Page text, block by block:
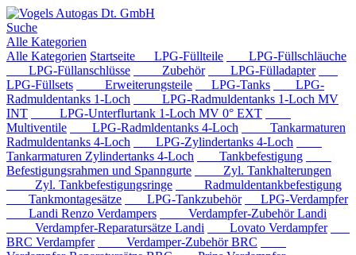
Suche
Alle Kategorien
Alle Kategorien Startseite LPG-Füllteile
LPG-Füllschläuche
LPG-Füllanschlüsse
Zubehör
LPG-Fülladapter
LPG-Füllsets
Erweiterungsteile LPG-Tanks
LPG-
Radmuldentanks 1-Loch
LPG-Radmuldentanks 1-Loch MV
INT
LPG-Unterflurtank 1-Loch MV 0° EXT
Multiventile
LPG-Radmldentanks 4-Loch
Tankarmaturen
Radmuldentanks 4-Loch
LPG-Zylindertanks 4-Loch
Tankarmaturen Zylindertanks 4-Loch
Tankbefestigung
Befestigungsrahmen und Spanngurte
Zyl. Tankhalterungen
Zyl. Tankbefestigungsringe
Radmuldentankbefestigung
Tankmontagesätze
LPG-Tankzubehör
LPG-Verdampfer
Landi Renzo Verdampers
Verdampfer-Zubehör Landi
Verdampfer-Reparatursätze Landi
Lovato Verdampfer
BRC Verdampfer
Verdamper-Zubehör BRC